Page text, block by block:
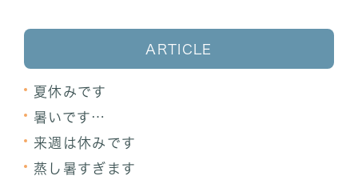
ARTICLE
夏休みです
暑いです…
来週は休みです
蒸し暑すぎます